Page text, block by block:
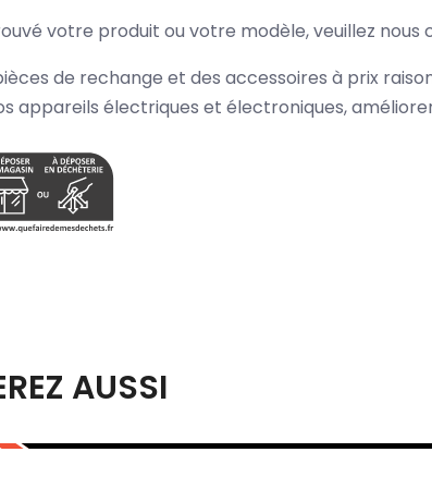
votre produit ou votre modèle, veuillez
de rechange et des accessoires à prix
appareils électriques et électroniques,
AUSSI